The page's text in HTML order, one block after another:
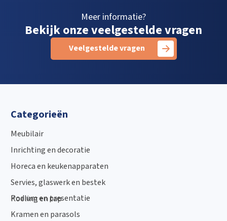
Meer informatie?
Bekijk onze veelgestelde vragen
Veelgestelde vragen
Categorieën
Meubilair
Inrichting en decoratie
Horeca en keukenapparaten
Servies, glaswerk en bestek
Koeling en tap
Podium en presentatie
Kramen en parasols